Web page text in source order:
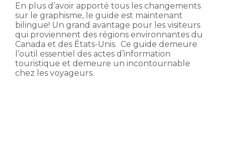
En plus d’avoir apporté tous les changements
sur le graphisme, le guide est maintenant
bilingue! Un grand avantage pour les visiteurs
qui proviennent des régions environnantes du
Canada et des États-Unis. Ce guide demeure
l’outil essentiel des actes d’information
touristique et demeure un incontournable
chez les voyageurs.